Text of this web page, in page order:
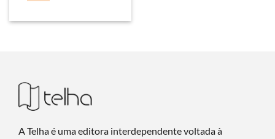
A Telha é uma editora interdependente voltada à